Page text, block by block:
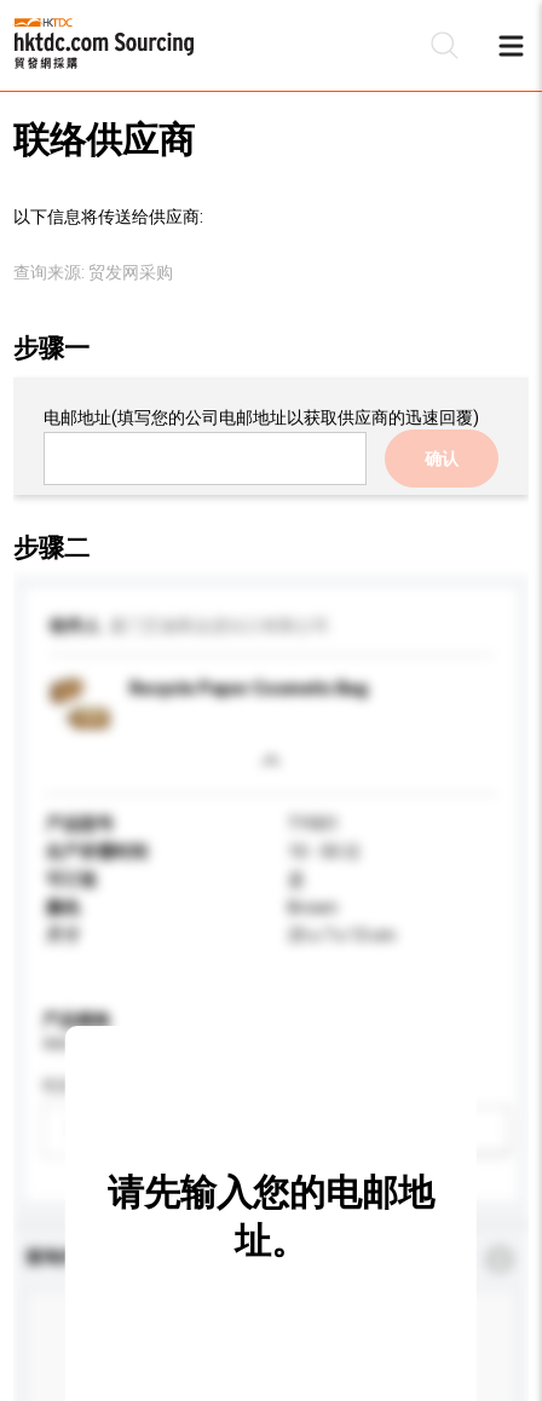
联络供应商
以下信息将传送给供应商:
查询来源: 贸发网采购
步骤一
电邮地址(填写您的公司电邮地址以获取供应商的迅速回覆)
确认
步骤二
收件人
Recycle Paper Cosmetic Bag
产品型号
TY001
生产所需时间
可订造
是
颜色
Brown
25 x 7 x 13 cm
产品规格
查询内容
请先输入您的电邮地
址。